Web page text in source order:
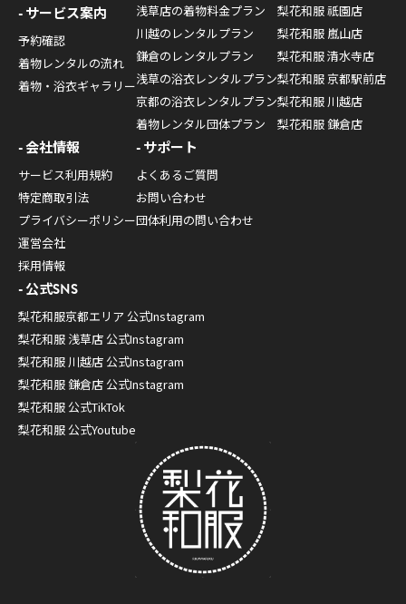
サービス案内
予約確認
着物レンタルの流れ
着物・浴衣ギャラリー
浅草店の着物料金プラン
川越のレンタルプラン
鎌倉のレンタルプラン
浅草の浴衣レンタルプラン
京都の浴衣レンタルプラン
着物レンタル団体プラン
梨花和服 祇園店
梨花和服 嵐山店
梨花和服 清水寺店
梨花和服 京都駅前店
梨花和服 川越店
梨花和服 鎌倉店
会社情報
サービス利用規約
特定商取引法
プライバシーポリシー
運営会社
採用情報
サポート
よくあるご質問
お問い合わせ
団体利用の問い合わせ
公式SNS
梨花和服京都エリア 公式Instagram
梨花和服 浅草店 公式Instagram
梨花和服 川越店 公式Instagram
梨花和服 鎌倉店 公式Instagram
梨花和服 公式TikTok
梨花和服 公式Youtube